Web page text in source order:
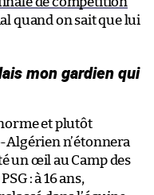
quand on sait que lui
mon gardien qui
et plutôt
Algérien n’étonnera
un œil au Camp des
: à 16 ans,